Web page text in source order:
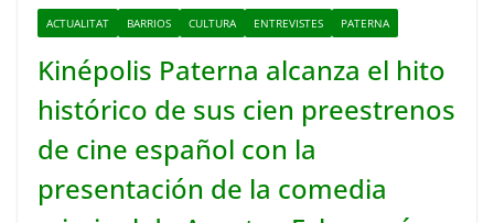
ACTUALITAT BARRIOS CULTURA ENTREVISTES PATERNA
Kinépolis Paterna alcanza el hito
histórico de sus cien preestrenos
de cine español con la
presentación de la comedia